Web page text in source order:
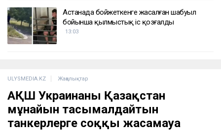
Астанада бойжеткенге жасалған шабуыл
бойынша қылмыстық іс қозғалды
13:03
ULYSMEDIA.KZ Жаңалықтар
АҚШ Украинаны Қазақстан
мұнайын тасымалдайтын
танкерлерге соққы жасамауға